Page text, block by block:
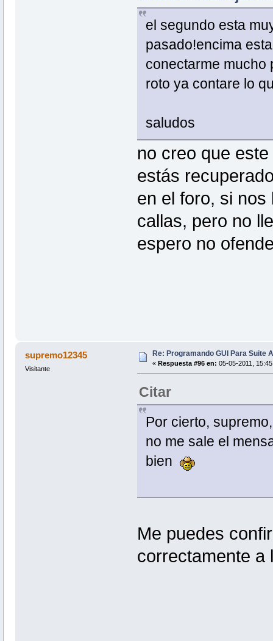
el segundo esta
pasado!encima
conectarme mucho
roto ya contare lo
saludos
no creo que
estás
en el foro, si nos
callas, pero no
espero no
supremo12345
Visitante
Re: Programando GUI Para Suite
« Respuesta #96 en: 05-05-2011,
Citar
Por cierto,
no me sale el
bien
Me puedes
correctamente a